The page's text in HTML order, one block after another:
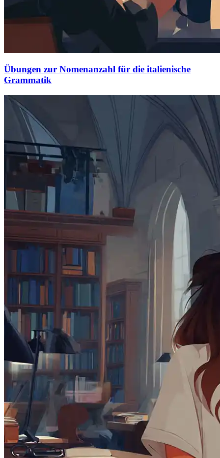
Übungen zur Nomenanzahl für die italienische
Grammatik